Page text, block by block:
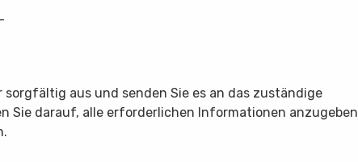
aus und senden Sie es an das zuständige
Sie darauf, alle erforderlichen Informationen anzugeben